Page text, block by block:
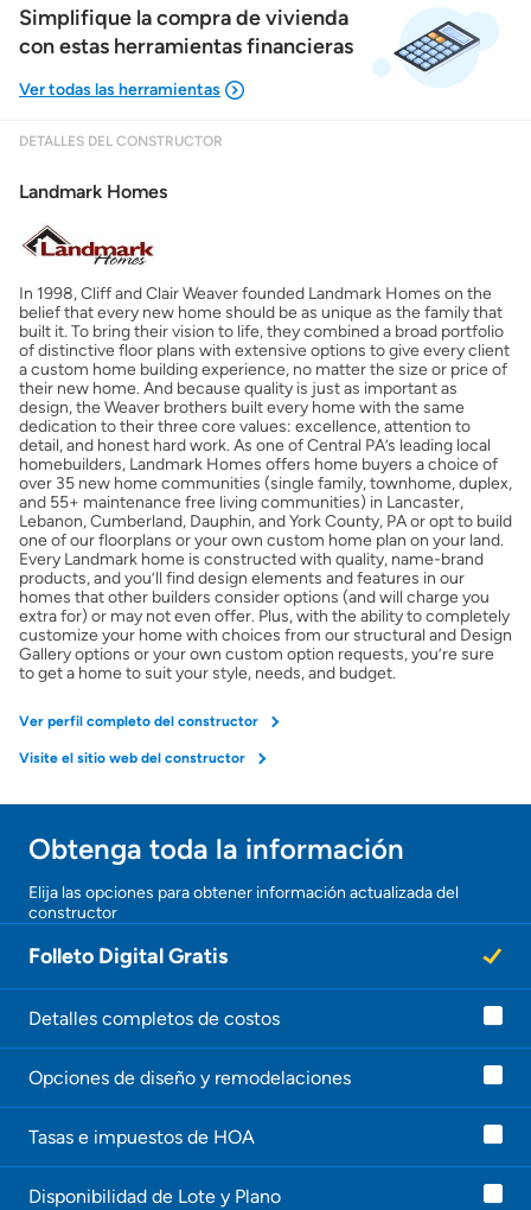
Simplifique la compra de vivienda
con estas herramientas financieras
Obtener mi puntaje de crédito
Calcular mi hipoteca
Obtener Aprobación Previa
Preparar mi casa para la venta
Seguro de propietarios
Obtener ofertas por mi casa
DETALLES DEL CONSTRUCTOR
Landmark Homes
In 1998, Cliff and Clair Weaver founded Landmark Homes on the
belief that every new home should be as unique as the family that
built it. To bring their vision to life, they combined a broad portfolio
of distinctive floor plans with extensive options to give every client
a custom home building experience, no matter the size or price of
their new home. And because quality is just as important as
design, the Weaver brothers built every home with the same
dedication to their three core values: excellence, attention to
detail, and honest hard work. As one of Central PA’s leading local
homebuilders, Landmark Homes offers home buyers a choice of
over 35 new home communities (single family, townhome, duplex,
and 55+ maintenance free living communities) in Lancaster,
Lebanon, Cumberland, Dauphin, and York County, PA or opt to build
one of our floorplans or your own custom home plan on your land.
Every Landmark home is constructed with quality, name-brand
products, and you’ll find design elements and features in our
homes that other builders consider options (and will charge you
extra for) or may not even offer. Plus, with the ability to completely
customize your home with choices from our structural and Design
Gallery options or your own custom option requests, you’re sure
to get a home to suit your style, needs, and budget.
Ver perfil completo del constructor
Visite el sitio web del constructor
¡Gracias!
¡
n
e
e
c
t
Obtenga toda la información
Elija las opciones para obtener información actualizada del
constructor
Folleto Digital Gratis
Detalles completos de costos
Opciones de diseño y remodelaciones
Tasas e impuestos de HOA
Disponibilidad de Lote y Plano